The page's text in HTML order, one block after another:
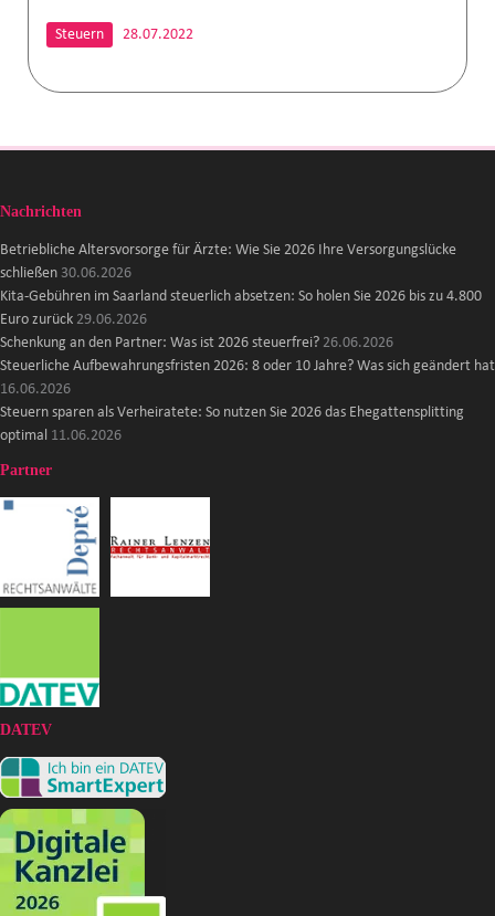
Steuern 28.07.2022
Nachrichten
Betriebliche Altersvorsorge für Ärzte: Wie Sie 2026 Ihre Versorgungslücke
schließen 30.06.2026
Kita-Gebühren im Saarland steuerlich absetzen: So holen Sie 2026 bis zu 4.800
Euro zurück 29.06.2026
Schenkung an den Partner: Was ist 2026 steuerfrei? 26.06.2026
Steuerliche Aufbewahrungsfristen 2026: 8 oder 10 Jahre? Was sich geändert hat
16.06.2026
Steuern sparen als Verheiratete: So nutzen Sie 2026 das Ehegattensplitting
optimal 11.06.2026
Partner
DATEV